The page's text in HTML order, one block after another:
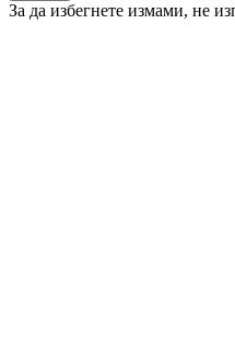
За да избегнете измами, не